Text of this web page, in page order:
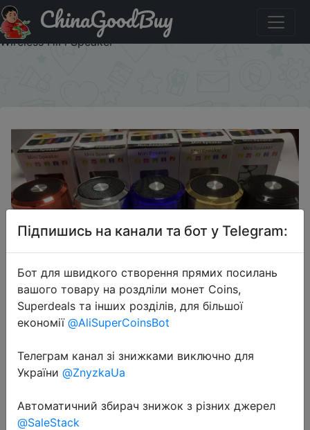
Придбати по знижці Bluetooth Speaker, Portable
Speaker, with Hi-Res Audio, Extended Bass and Treble,
Wireless HiFi Speaker
ChinaGoodBuy
2023-03-01
Bluetooth Speaker, Portable
Speaker, with Hi-Res Audio,
HiFi Speaker
$5.61
Підпишись на канали та бот у Telegram:
Бот для швидкого створення прямих посилань
вашого товару на роздліли монет Coins,
Superdeals та інших розділів, для більшої
економії @AliSuperCoinsBot
Телеграм канал зі знижками виключно для
України @ZnyzkaUa
Автоматичний збирач знижок з різних джерел
@SaleStack